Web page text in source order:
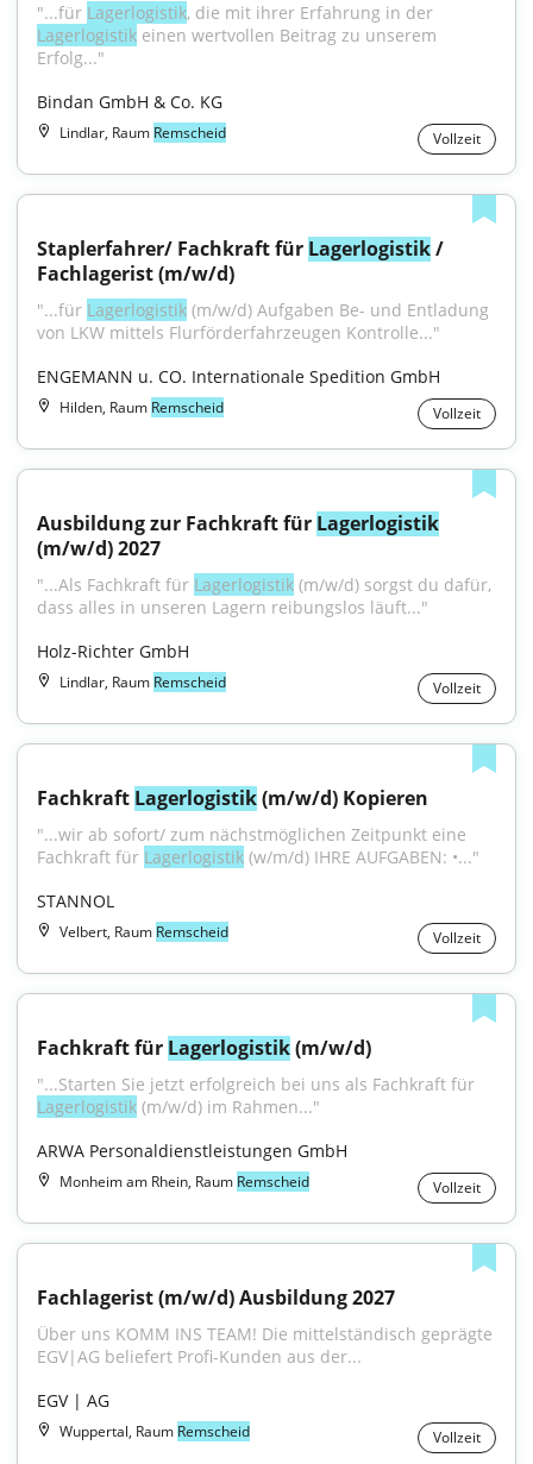
"...für Lagerlogistik
Lagerlogistik einen wertvollen Beitrag zu unserem
Erfolg..."
Bindan GmbH & Co. KG
Lindlar, Raum Remscheid Vollzeit
Staplerfahrer/ Fachkraft für Lagerlogistik /
Fachlagerist (m/w/d)
"...für Lagerlogistik (m/w/d) Aufgaben Be- und Entladung
von LKW mittels Flurförderfahrzeugen Kontrolle..."
ENGEMANN u. CO. Internationale Spedition GmbH
Hilden, Raum Remscheid Vollzeit
Ausbildung zur Fachkraft für Lagerlogistik
(m/w/d) 2027
"...Als Fachkraft für Lagerlogistik (m/w/d) sorgst du dafür,
dass alles in unseren Lagern reibungslos läuft..."
Holz-Richter GmbH
Lindlar, Raum Remscheid Vollzeit
Fachkraft Lagerlogistik (m/w/d) Kopieren
"...wir ab sofort/ zum nächstmöglichen Zeitpunkt eine
Fachkraft für Lagerlogistik (w/m/d) IHRE AUFGABEN: •..."
STANNOL
Velbert, Raum Remscheid Vollzeit
Fachkraft für Lagerlogistik (m/w/d)
Lagerlogistik (m/w/d) im Rahmen..."
ARWA Personaldienstleistungen GmbH
Monheim am Rhein, Raum Remscheid Vollzeit
Fachlagerist (m/w/d) Ausbildung 2027
Über uns KOMM INS TEAM! Die mittelständisch geprägte
EGV|AG beliefert Profi-Kunden aus der...
EGV | AG
Wuppertal, Raum Remscheid Vollzeit